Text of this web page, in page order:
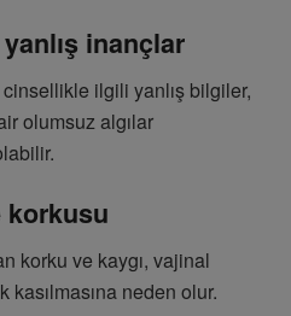
inançlar
ilgili yanlış bilgiler,
olumsuz algılar
korkusu
korku ve kaygı, vajinal
kasılmasına neden olur.